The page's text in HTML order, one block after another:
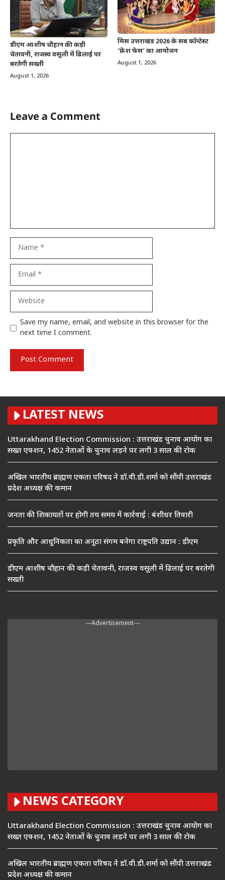
डीएम आशीष चौहान की कड़ी
चेतावनी, राजस्व वसूली में ढिलाई पर
बरतेगी सख्ती
August 1, 2026
मिस उत्तराखंड 2026 के सब कॉन्टेस्ट
‘फ्रेश फेस’ का आयोजन
August 1, 2026
Leave a Comment
Website
Save my name, email, and website in this browser for the
next time I comment.
LATEST NEWS
Uttarakhand Election Commission : उत्तराखंड चुनाव आयोग का
सख्त एक्शन, 1452 नेताओं के चुनाव लड़ने पर लगी 3 साल की रोक
अखिल भारतीय ब्राह्मण एकता परिषद ने डॉ.वी.डी.शर्मा को सौंपी उत्तराखंड
प्रदेश अध्यक्ष की कमान
जनता की शिकायतों पर होगी तय समय में कार्रवाई : बंशीधर तिवारी
प्रकृति और आधुनिकता का अनूठा संगम बनेगा राष्ट्रपति उद्यान : डीएम
डीएम आशीष चौहान की कड़ी चेतावनी, राजस्व वसूली में ढिलाई पर बरतेगी
सख्ती
---Advertisement---
NEWS CATEGORY
Uttarakhand Election Commission : उत्तराखंड चुनाव आयोग का
सख्त एक्शन, 1452 नेताओं के चुनाव लड़ने पर लगी 3 साल की रोक
अखिल भारतीय ब्राह्मण एकता परिषद ने डॉ.वी.डी.शर्मा को सौंपी उत्तराखंड
प्रदेश अध्यक्ष की कमान